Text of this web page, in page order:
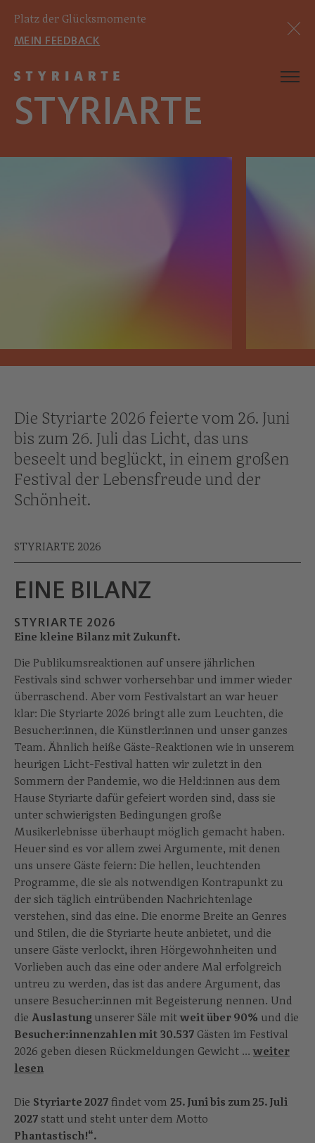
Platz der Glücksmomente
MEIN FEEDBACK
STYRIARTE
Die Styriarte 2026 feierte vom 26. Juni
bis zum 26. Juli das Licht, das uns
beseelt und beglückt, in einem großen
Festival der Lebensfreude und der
Schönheit.
STYRIARTE 2026
EINE BILANZ
STYRIARTE 2026
Eine kleine Bilanz mit Zukunft.
Die Publikumsreaktionen auf unsere jährlichen
Festivals sind schwer vorhersehbar und immer wieder
überraschend. Aber vom Festivalstart an war heuer
klar: Die Styriarte 2026 bringt alle zum Leuchten, die
Besucher:innen, die Künstler:innen und unser ganzes
Team. Ähnlich heiße Gäste-Reaktionen wie in unserem
heurigen Licht-Festival hatten wir zuletzt in den
Sommern der Pandemie, wo die Held:innen aus dem
Hause Styriarte dafür gefeiert worden sind, dass sie
unter schwierigsten Bedingungen große
Musikerlebnisse überhaupt möglich gemacht haben.
Heuer sind es vor allem zwei Argumente, mit denen
uns unsere Gäste feiern: Die hellen, leuchtenden
Programme, die sie als notwendigen Kontrapunkt zu
der sich täglich eintrübenden Nachrichtenlage
verstehen, sind das eine. Die enorme Breite an Genres
und Stilen, die die Styriarte heute anbietet, und die
unsere Gäste verlockt, ihren Hörgewohnheiten und
Vorlieben auch das eine oder andere Mal erfolgreich
untreu zu werden, das ist das andere Argument, das
unsere Besucher:innen mit Begeisterung nennen. Und
die Auslastung unserer Säle mitweit über 90% und die
Besucher:innenzahlen mit 30.537 Gästen im Festival
2026 geben diesen Rückmeldungen Gewicht ...weiter
lesen
Die Styriarte 2027 findet vom 25. Juni bis zum 25. Juli
2027 statt und steht unter dem Motto
Phantastisch!“.